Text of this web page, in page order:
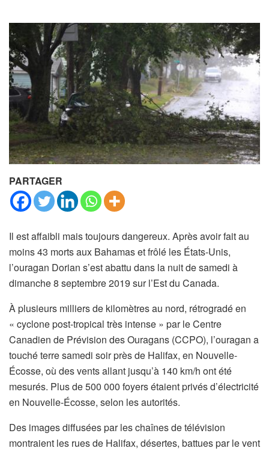
PARTAGER
Il est affaibli mais toujours dangereux. Après avoir fait au
moins 43 morts aux Bahamas et frôlé les États-Unis,
l’ouragan Dorian s’est abattu dans la nuit de samedi à
dimanche 8 septembre 2019 sur l’Est du Canada.
À plusieurs milliers de kilomètres au nord, rétrogradé en
« cyclone post-tropical très intense » par le Centre
Canadien de Prévision des Ouragans (CCPO), l’ouragan a
touché terre samedi soir près de Halifax, en Nouvelle-
Écosse, où des vents allant jusqu’à 140 km/h ont été
mesurés. Plus de 500 000 foyers étaient privés d’électricité
en Nouvelle-Écosse, selon les autorités.
Des images diffusées par les chaînes de télévision
montraient les rues de Halifax, désertes, battues par le vent